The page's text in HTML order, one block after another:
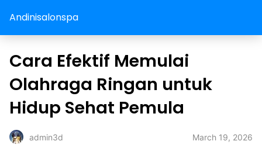
Andinisalonspa
Cara Efektif Memulai
Olahraga Ringan untuk
Hidup Sehat Pemula
admin3d March 19, 2026